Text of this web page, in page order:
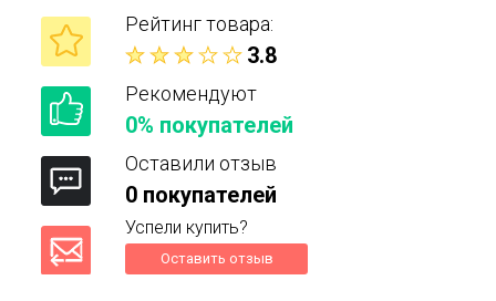
Рейтинг товара:
3.8
Рекомендуют
0% покупателей
Оставили отзыв
0 покупателей
Успели купить?
Оставить отзыв